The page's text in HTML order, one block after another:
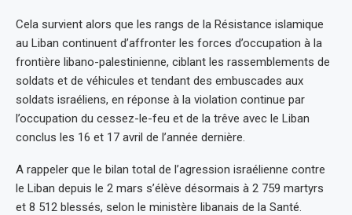
Cela survient alors que les rangs de la Résistance islamique
au Liban continuent d’affronter les forces d’occupation à la
frontière libano-palestinienne, ciblant les rassemblements de
soldats et de véhicules et tendant des embuscades aux
soldats israéliens, en réponse à la violation continue par
l’occupation du cessez-le-feu et de la trêve avec le Liban
conclus les 16 et 17 avril de l’année dernière.
A rappeler que le bilan total de l’agression israélienne contre
le Liban depuis le 2 mars s’élève désormais à 2 759 martyrs
et 8 512 blessés, selon le ministère libanais de la Santé.